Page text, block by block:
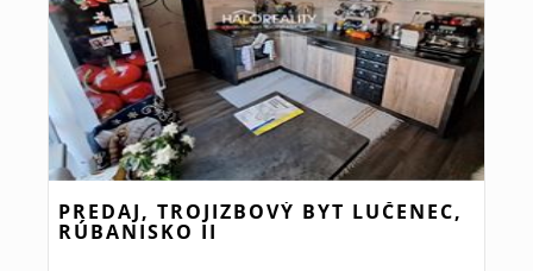
PREDAJ, TROJIZBOVÝ BYT LUČENEC,
RÚBANISKO II